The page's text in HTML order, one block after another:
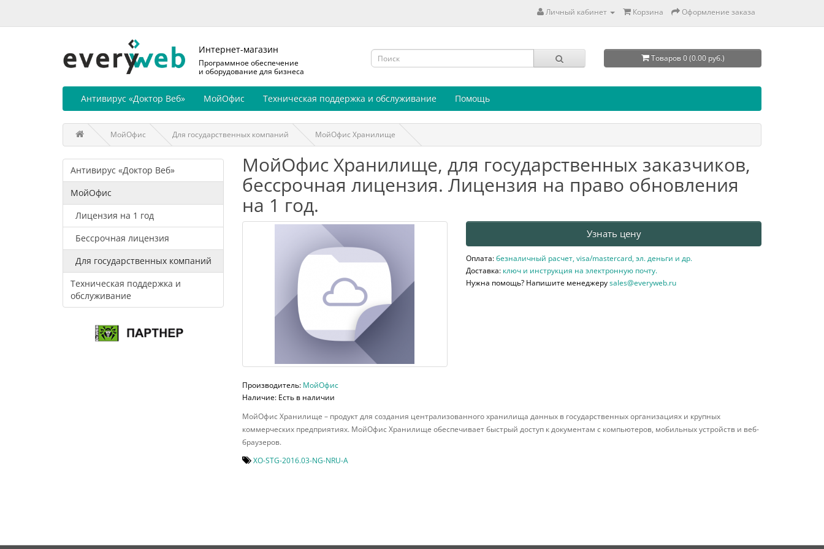
Личный кабинет Корзина Оформление заказа
Интернет-магазин
Программное обеспечение
и оборудование для бизнеса
Товаров 0 (0.00 руб.)
Антивирус «Доктор Веб» МойОфис Техническая поддержка и обслуживание Помощь
МойОфис Для государственных компаний МойОфис Хранилище
Антивирус «Доктор Веб»
МойОфис
Лицензия на 1 год
Бессрочная лицензия
Для государственных компаний
Техническая поддержка и
обслуживание
МойОфис Хранилище, для государственных заказчиков,
бессрочная лицензия. Лицензия на право обновления
на 1 год.
Производитель: МойОфис
Наличие: Есть в наличии
Узнать цену
Оплата:безналичный расчет, visa/mastercard, эл. деньги и др.
Доставка: ключ и инструкция на электронную почту.
Нужна помощь? Напишите менеджеруsales@everyweb.ru
МойОфис Хранилище – продукт для создания централизованного хранилища данных в государственных организациях и крупных
коммерческих предприятиях. МойОфис Хранилище обеспечивает быстрый доступ к документам c компьютеров, мобильных устройств и веб-
браузеров.
XO-STG-2016.03-NG-NRU-A